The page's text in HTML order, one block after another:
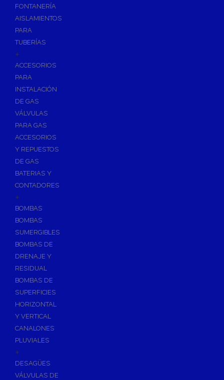
FONTANERÍA
AISLAMIENTOS
PARA
TUBERÍAS
+
ACCESORIOS
PARA
INSTALACIÓN
DE GAS
VÁLVULAS
PARA GAS
ACCESORIOS
Y REPUESTOS
DE GAS
BATERIAS Y
CONTADORES
+
BOMBAS
BOMBAS
SUMERGIBLES
BOMBAS DE
DRENAJE Y
RESIDUAL
BOMBAS DE
SUPERFICIES
HORIZONTAL
Y VERTICAL
CANALONES
PLUVIALES
+
DESAGÜES
VÁLVULAS DE